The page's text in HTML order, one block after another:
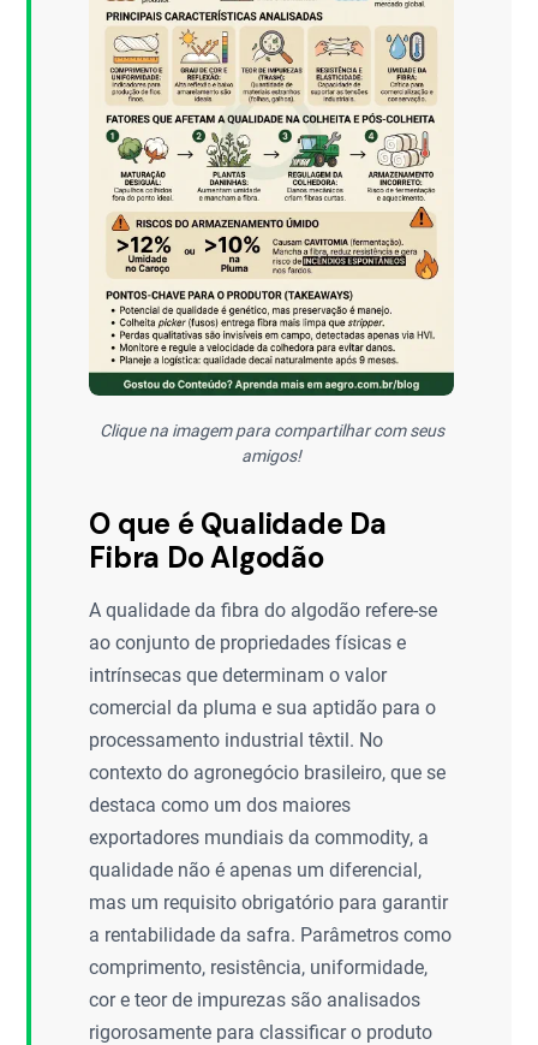
Clique na imagem para compartilhar com seus
amigos!
O que é Qualidade Da
Fibra Do Algodão
A qualidade da fibra do algodão refere-se
ao conjunto de propriedades físicas e
intrínsecas que determinam o valor
comercial da pluma e sua aptidão para o
processamento industrial têxtil. No
contexto do agronegócio brasileiro, que se
destaca como um dos maiores
exportadores mundiais da commodity, a
qualidade não é apenas um diferencial,
mas um requisito obrigatório para garantir
a rentabilidade da safra. Parâmetros como
comprimento, resistência, uniformidade,
cor e teor de impurezas são analisados
rigorosamente para classificar o produto